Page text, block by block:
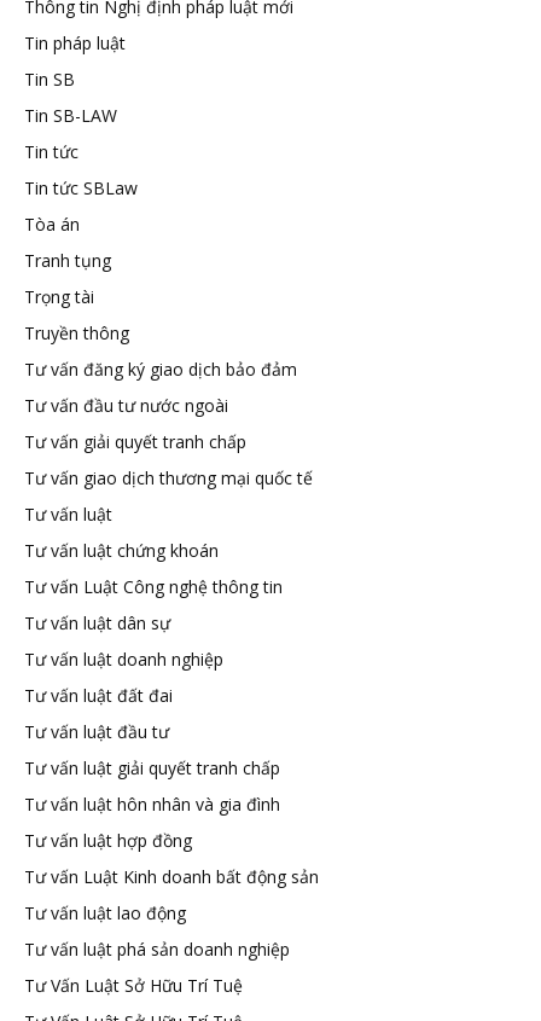
Thông tin Nghị định pháp luật mới
Tin pháp luật
Tin SB
Tin SB-LAW
Tin tức
Tin tức SBLaw
Tòa án
Tranh tụng
Trọng tài
Truyền thông
Tư vấn đăng ký giao dịch bảo đảm
Tư vấn đầu tư nước ngoài
Tư vấn giải quyết tranh chấp
Tư vấn giao dịch thương mại quốc tế
Tư vấn luật
Tư vấn luật chứng khoán
Tư vấn Luật Công nghệ thông tin
Tư vấn luật dân sự
Tư vấn luật doanh nghiệp
Tư vấn luật đất đai
Tư vấn luật đầu tư
Tư vấn luật giải quyết tranh chấp
Tư vấn luật hôn nhân và gia đình
Tư vấn luật hợp đồng
Tư vấn Luật Kinh doanh bất động sản
Tư vấn luật lao động
Tư vấn luật phá sản doanh nghiệp
Tư Vấn Luật Sở Hữu Trí Tuệ